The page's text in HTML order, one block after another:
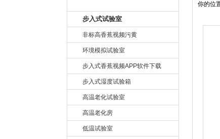
步入式试验室
非标高香蕉视频污黄
环境模拟试验室
步入式香蕉视频APP软件下载
步入式湿度试验箱
高温老化试验室
高温老化房
低温试验室
你的位置